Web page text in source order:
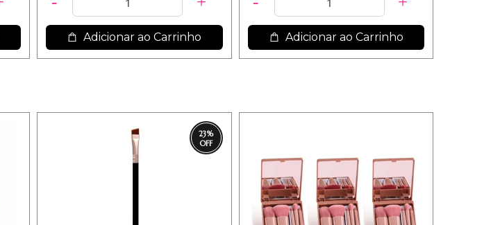
Adicionar ao Carrinho Adicionar ao Carrinho
23%